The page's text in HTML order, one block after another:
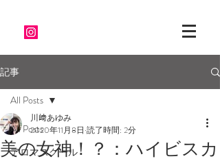
記事
All Posts
アロマスクール
All Posts
美の女神！？：ハイビスカ
川﨑あゆみ
2020年11月8日 読了時間: 2分